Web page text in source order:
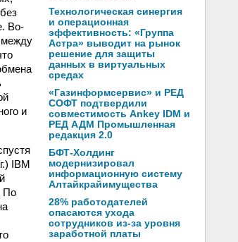
Во-
между
и
IBM
По
Технологическая синергия
и операционная
эффективность: «Группа
Астра» выводит на рынок
решение для защиты
данных в виртуальных
средах
«Газинформсервис» и РЕД
СОФТ подтвердили
совместимость Ankey IDM и
РЕД АДМ Промышленная
редакция 2.0
БФТ-Холдинг
модернизировал
информационную систему
Алтайкрайимущества
28% работодателей
опасаются ухода
сотрудников из-за уровня
заработной платы